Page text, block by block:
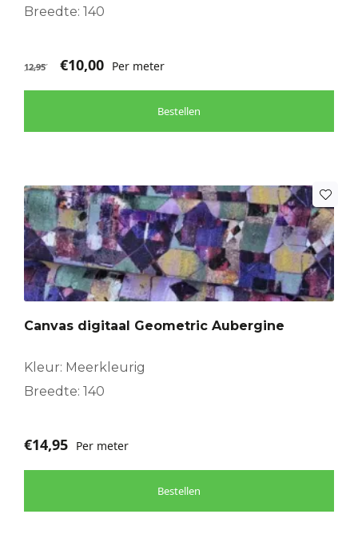
Breedte: 140
12,95 €10,00 Per meter
Bestellen
Canvas digitaal Geometric Aubergine
Kleur: Meerkleurig
Breedte: 140
€14,95 Per meter
Bestellen